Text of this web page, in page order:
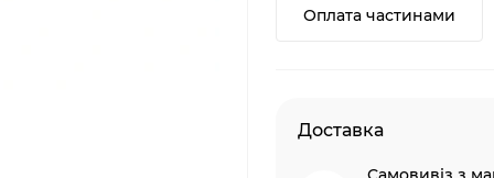
Оплата частинами
Доставка